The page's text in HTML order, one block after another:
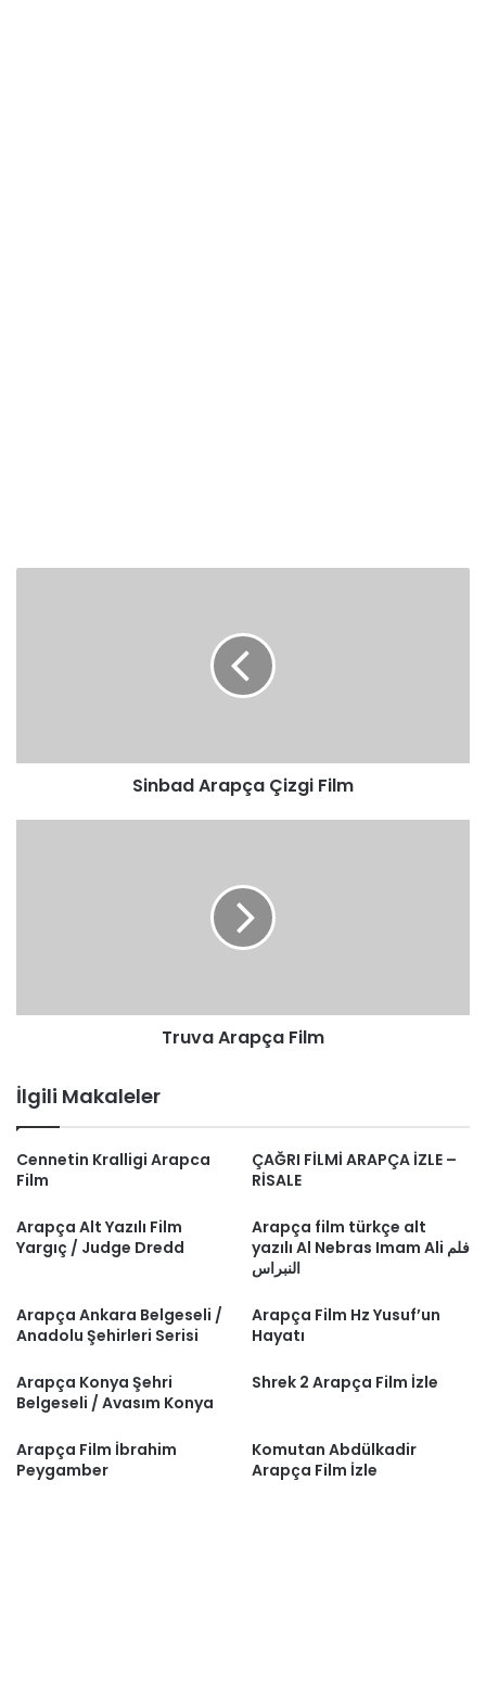
Sinbad Arapça Çizgi Film
Truva Arapça Film
İlgili Makaleler
Cennetin Kralligi Arapca
Film
ÇAĞRI FİLMİ ARAPÇA İZLE –
RİSALE
Arapça Alt Yazılı Film
Yargıç / Judge Dredd
Arapça film türkçe alt
yazılı Al Nebras Imam Ali فلم
النبراس
Arapça Ankara Belgeseli /
Anadolu Şehirleri Serisi
Arapça Film Hz Yusuf’un
Hayatı
Arapça Konya Şehri
Belgeseli / Avasım Konya
Shrek 2 Arapça Film İzle
Arapça Film İbrahim
Peygamber
Komutan Abdülkadir
Arapça Film İzle